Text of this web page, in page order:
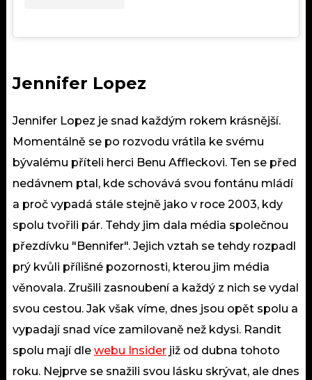
Jennifer Lopez
Jennifer Lopez je snad každým rokem krásnější.
Momentálně se po rozvodu vrátila ke svému
bývalému příteli herci Benu Affleckovi. Ten se před
nedávnem ptal, kde schovává svou fontánu mládí
a proč vypadá stále stejně jako v roce 2003, kdy
spolu tvořili pár. Tehdy jim dala média společnou
přezdívku "Bennifer". Jejich vztah se tehdy rozpadl
prý kvůli přílišné pozornosti, kterou jim média
věnovala. Zrušili zasnoubení a každý z nich se vydal
svou cestou. Jak však víme, dnes jsou opět spolu a
vypadají snad více zamilovaně než kdysi. Randit
spolu mají dle webu Insider již od dubna tohoto
roku. Nejprve se snažili svou lásku skrývat, ale dnes